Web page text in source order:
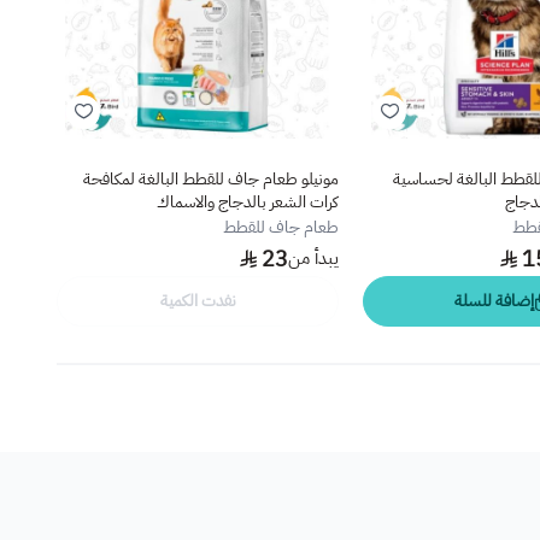
البالغة لحساسية
إضافة للسلة
مونيلو طعام جاف للقطط البالغة لمكافحة
كرات الشعر بالدجاج والاسماك
طعام جاف للقطط
يبدأ من23
نفدت الكمية